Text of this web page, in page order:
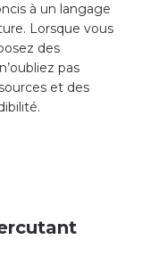
à un langage
Lorsque vous
des
pas
et des